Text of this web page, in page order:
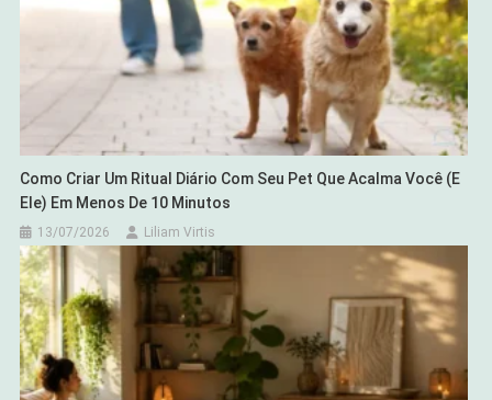
Como Criar Um Ritual Diário Com Seu Pet Que Acalma Você (e
Ele) Em Menos De 10 Minutos
13/07/2026 Liliam Virtis